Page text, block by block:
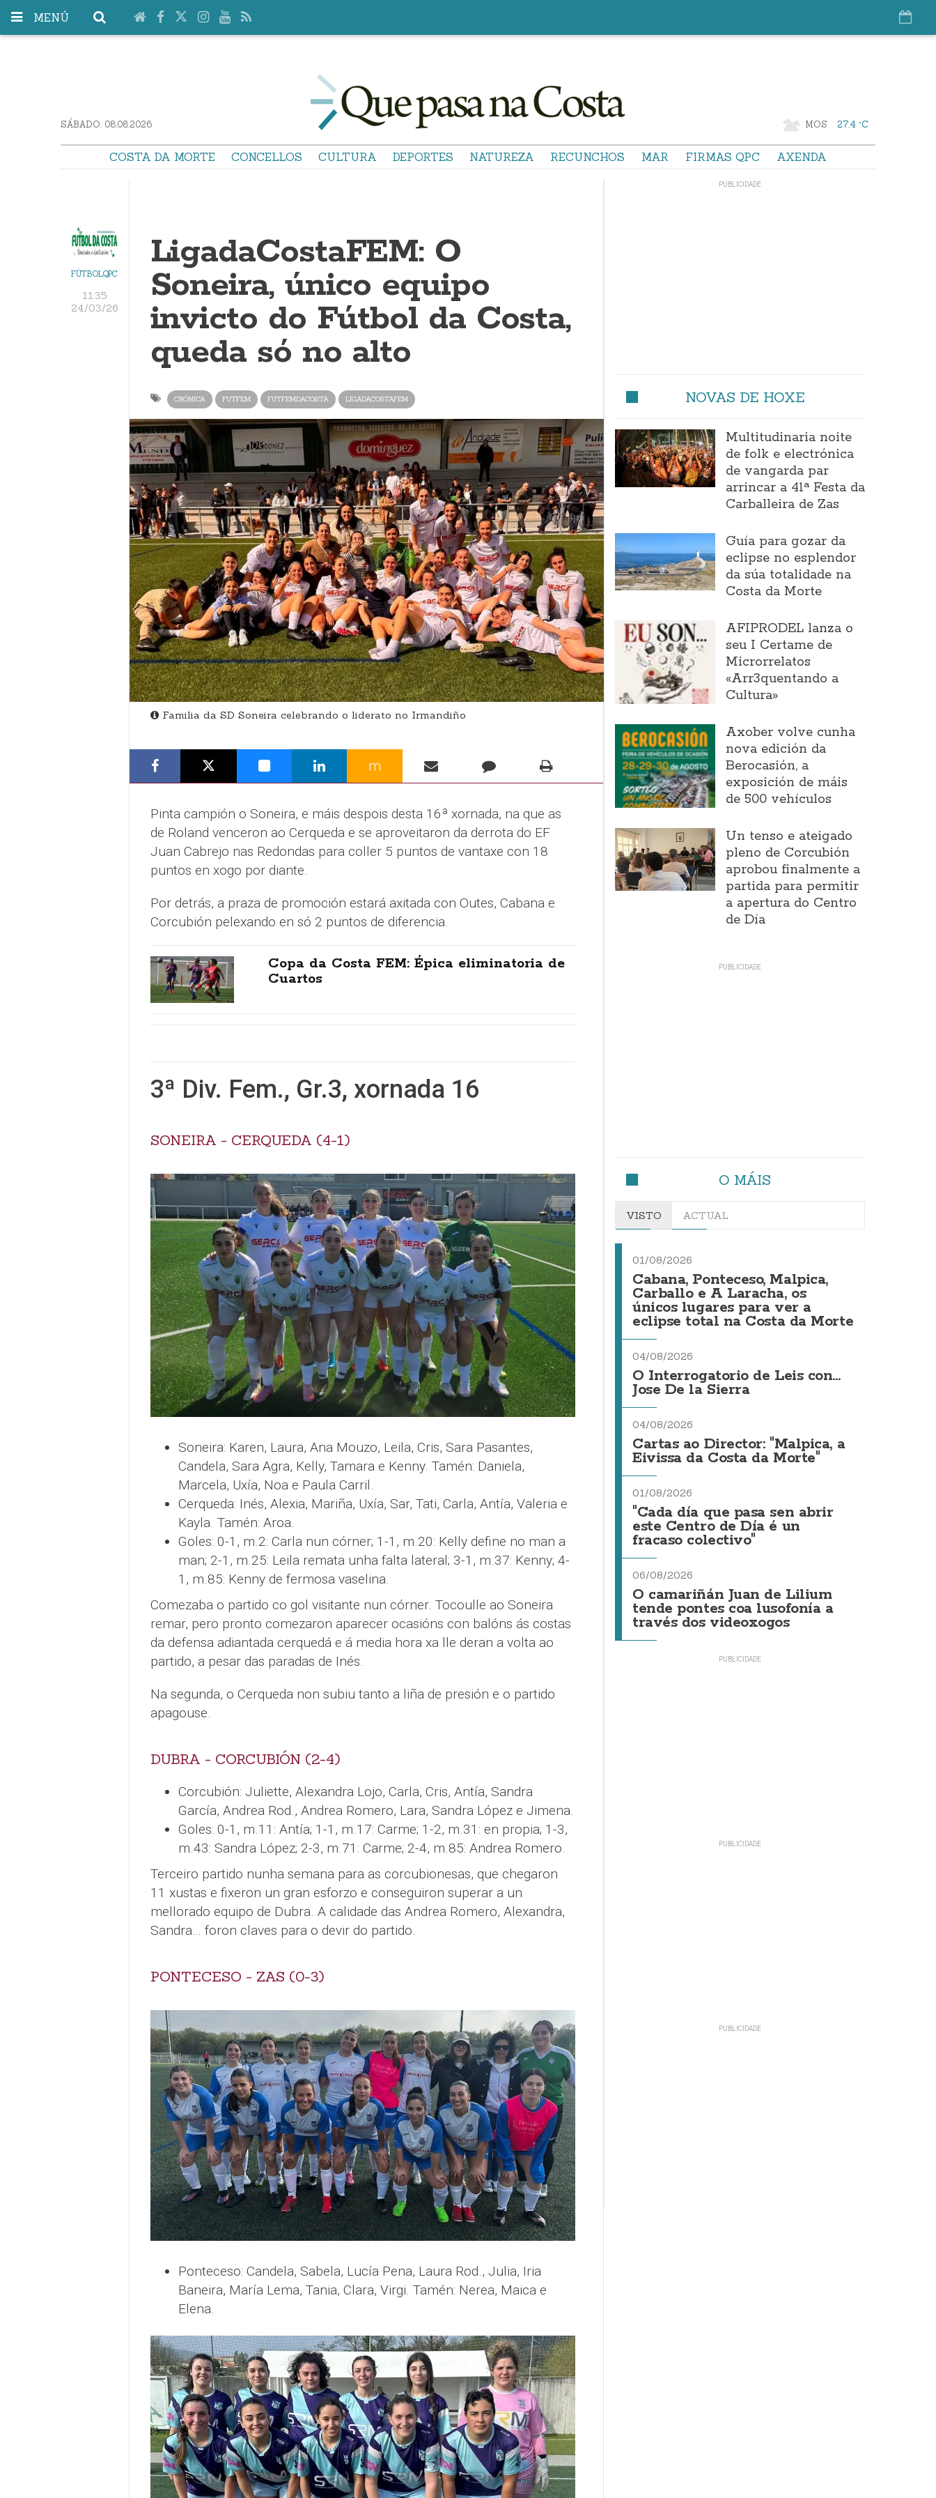
MENÚ
SÁBADO. 08.08.2026 MOS 27.4 °C
COSTA DA MORTE CONCELLOS CULTURA DEPORTES NATUREZA RECUNCHOS MAR FIRMAS QPC AXENDA
FÚTBOLQPC
11:35
24/03/26
LigadaCostaFEM: O
Soneira, único equipo
invicto do Fútbol da Costa,
queda só no alto
CRÓNICA FUTFEM FUTFEMDACOSTA LIGADACOSTAFEM
Familia da SD Soneira celebrando o liderato no Irmandiño
m
Pinta campión o Soneira, e máis despois desta 16ª xornada, na que as
de Roland venceron ao Cerqueda e se aproveitaron da derrota do EF
Juan Cabrejo nas Redondas para coller 5 puntos de vantaxe con 18
puntos en xogo por diante.
Por detrás, a praza de promoción estará axitada con Outes, Cabana e
Corcubión pelexando en só 2 puntos de diferencia.
Copa da Costa FEM: Épica eliminatoria de
Cuartos
3ª Div. Fem., Gr.3, xornada 16
SONEIRA - CERQUEDA (4-1)
Soneira: Karen, Laura, Ana Mouzo, Leila, Cris, Sara Pasantes,
Candela, Sara Agra, Kelly, Tamara e Kenny. Tamén: Daniela,
Marcela, Uxía, Noa e Paula Carril.
Cerqueda: Inés, Alexia, Mariña, Uxía, Sar, Tati, Carla, Antía, Valeria e
Kayla. Tamén: Aroa.
Goles: 0-1, m.2: Carla nun córner; 1-1, m.20: Kelly define no man a
man; 2-1, m.25: Leila remata unha falta lateral; 3-1, m.37: Kenny; 4-
1, m.85: Kenny de fermosa vaselina.
Comezaba o partido co gol visitante nun córner. Tocoulle ao Soneira
remar, pero pronto comezaron aparecer ocasións con balóns ás costas
da defensa adiantada cerquedá e á media hora xa lle deran a volta ao
partido, a pesar das paradas de Inés.
Na segunda, o Cerqueda non subiu tanto a liña de presión e o partido
apagouse.
DUBRA - CORCUBIÓN (2-4)
Corcubión: Juliette, Alexandra Lojo, Carla, Cris, Antía, Sandra
García, Andrea Rod., Andrea Romero, Lara, Sandra López e Jimena.
Goles: 0-1, m.11: Antía; 1-1, m.17: Carme; 1-2, m.31: en propia; 1-3,
m.43: Sandra López; 2-3, m.71: Carme; 2-4, m.85: Andrea Romero.
Terceiro partido nunha semana para as corcubionesas, que chegaron
11 xustas e fixeron un gran esforzo e conseguiron superar a un
mellorado equipo de Dubra. A calidade das Andrea Romero, Alexandra,
Sandra… foron claves para o devir do partido.
PONTECESO - ZAS (0-3)
Ponteceso: Candela, Sabela, Lucía Pena, Laura Rod., Julia, Iria
Baneira, María Lema, Tania, Clara, Virgi. Tamén: Nerea, Maica e
Elena.
NOVAS DE HOXE
Multitudinaria noite
de folk e electrónica
de vangarda par
arrincar a 41ª Festa da
Carballeira de Zas
Guía para gozar da
eclipse no esplendor
da súa totalidade na
Costa da Morte
AFIPRODEL lanza o
seu I Certame de
Microrrelatos
«Arr3quentando a
Cultura»
Axober volve cunha
nova edición da
Berocasión, a
exposición de máis
de 500 vehículos
Un tenso e ateigado
pleno de Corcubión
aprobou finalmente a
partida para permitir
a apertura do Centro
de Día
O MÁIS
VISTO ACTUAL
01/08/2026
Cabana, Ponteceso, Malpica,
Carballo e A Laracha, os
únicos lugares para ver a
eclipse total na Costa da Morte
04/08/2026
O Interrogatorio de Leis con...
Jose De la Sierra
04/08/2026
Cartas ao Director: "Malpica, a
Eivissa da Costa da Morte"
01/08/2026
"Cada día que pasa sen abrir
este Centro de Día é un
fracaso colectivo"
06/08/2026
O camariñán Juan de Lilium
tende pontes coa lusofonía a
través dos videoxogos